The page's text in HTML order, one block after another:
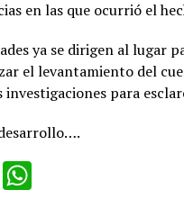
en las que ocurrió el
ya se dirigen al lugar
el levantamiento del
investigaciones para
WhatsApp